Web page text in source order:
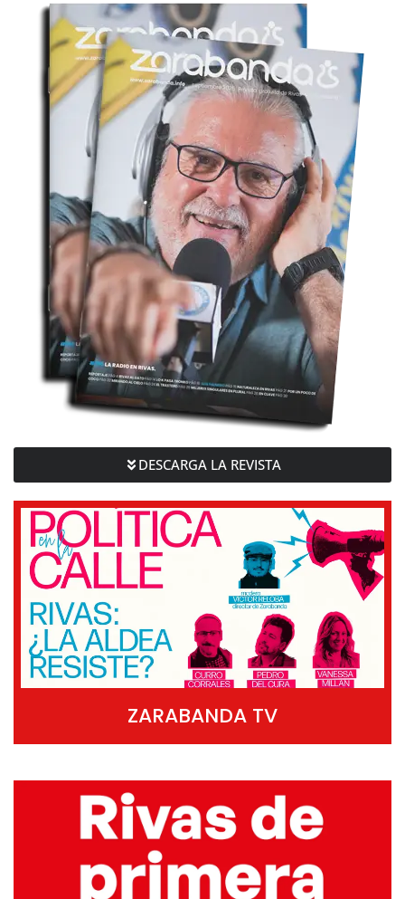
DESCARGA LA REVISTA
ZARABANDA TV